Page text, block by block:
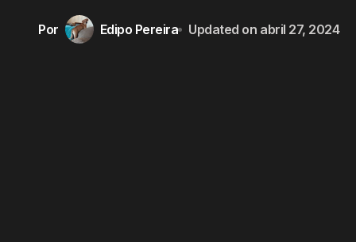
Por Edipo Pereira Updated on abril 27, 2024